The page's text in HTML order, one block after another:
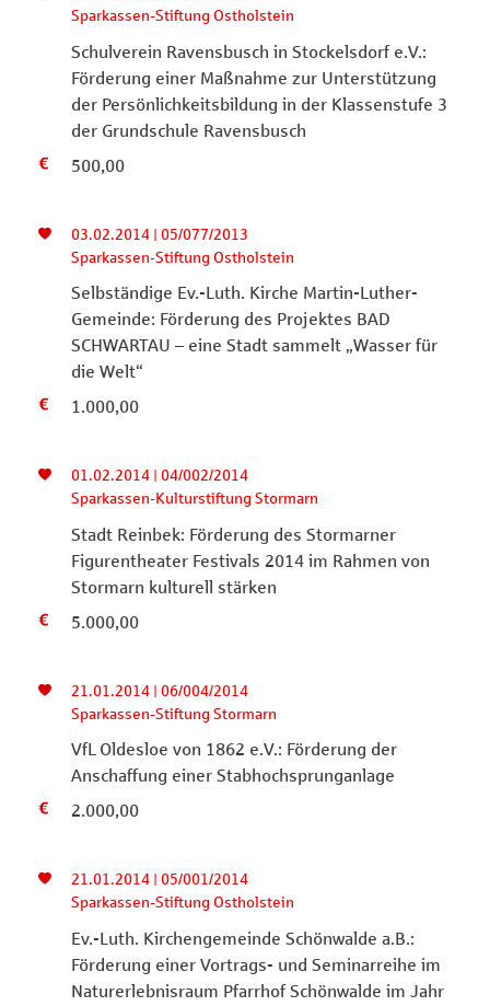
Sparkassen-Stiftung Ostholstein
Schulverein Ravensbusch in Stockelsdorf e.V.:
Förderung einer Maßnahme zur Unterstützung
der Persönlichkeitsbildung in der Klassenstufe 3
der Grundschule Ravensbusch
500,00
03.02.2014 | 05/077/2013
Sparkassen-Stiftung Ostholstein
Selbständige Ev.-Luth. Kirche Martin-Luther-
Gemeinde: Förderung des Projektes BAD
SCHWARTAU – eine Stadt sammelt „Wasser für
die Welt“
1.000,00
01.02.2014 | 04/002/2014
Sparkassen-Kulturstiftung Stormarn
Stadt Reinbek: Förderung des Stormarner
Figurentheater Festivals 2014 im Rahmen von
Stormarn kulturell stärken
5.000,00
21.01.2014 | 06/004/2014
Sparkassen-Stiftung Stormarn
VfL Oldesloe von 1862 e.V.: Förderung der
Anschaffung einer Stabhochsprunganlage
2.000,00
21.01.2014 | 05/001/2014
Sparkassen-Stiftung Ostholstein
Ev.-Luth. Kirchengemeinde Schönwalde a.B.:
Förderung einer Vortrags- und Seminarreihe im
Naturerlebnisraum Pfarrhof Schönwalde im Jahr